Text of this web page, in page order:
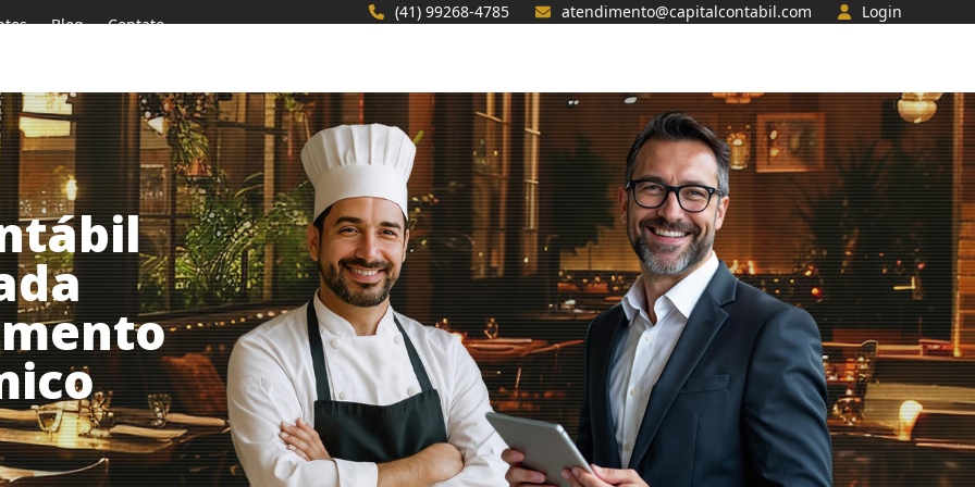
(41) 99268-4785 atendimento@capitalcontabil.com Login
Blog Contato
Turístico